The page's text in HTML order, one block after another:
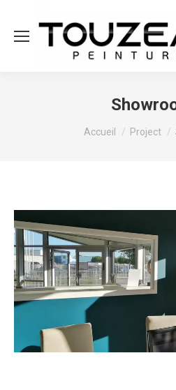
Vous êtes ici :
Accueil Project